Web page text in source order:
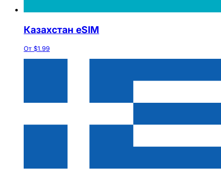
Казахстан eSIM
От $1.99